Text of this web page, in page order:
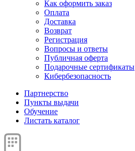
Как оформить заказ
Оплата
Доставка
Возврат
Регистрация
Вопросы и ответы
Публичная оферта
Подарочные сертификаты
Кибербезопасность
Партнерство
Пункты выдачи
Обучение
Листать каталог